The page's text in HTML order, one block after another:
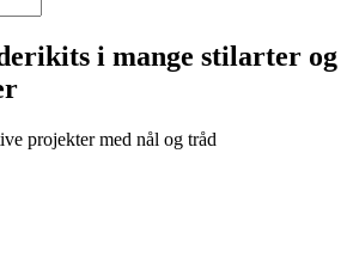
i mange stilarter og
projekter med nål og tråd